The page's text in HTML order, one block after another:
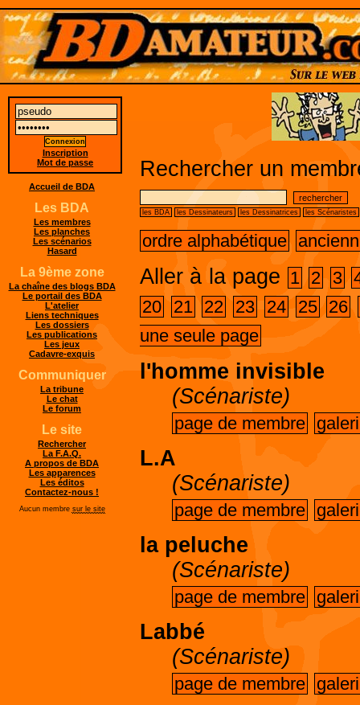
Rechercher un
les BDA les Dessinateurs les Dessinatrices les Scénaristes
ordre alphabétique
Aller à la page 1 2 3
20
21 22 23 24 25
26
une seule page
l'homme invisible
(Scénariste)
page de membre
L.A
(Scénariste)
page de membre
la peluche
(Scénariste)
page de membre
Labbé
(Scénariste)
page de membre
Inscription
Mot de passe
Accueil de BDA
Les BDA
Les membres
Les planches
Les scénarios
Hasard
La 9ème zone
La chaîne des blogs BDA
Le portail des BDA
L'atelier
Liens techniques
Les dossiers
Les publications
Les jeux
Cadavre-exquis
Communiquer
La tribune
Le chat
Le forum
Le site
Rechercher
La F.A.Q.
A propos de BDA
Les apparences
Les éditos
Contactez-nous !
Aucun membre sur le site